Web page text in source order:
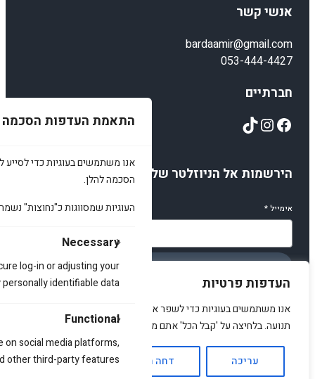
העדפות פרטיות
אנו משתמשים בעוגיות כדי לשפר את האתר, להציג תוכן מותאם ולנתח
תנועה. בלחיצה על 'קבל הכל' אתם מסכימים לכך.
עריכה דחה הכל אשר הכל
התאמת העדפות הסכמה
אנו משתמשים בעוגיות כדי לסייע
הסכמה להלן.
העוגיות שמסווגות כ"נחוצות"
Necessary
log-in or adjusting your
identifiable data.
Functional
social media platforms,
other third-party features.
2
אנשי קשר
bardaamir@gmail.com
053-444-4427
חברתיים
Facebook
Instagram
TikTok
הירשמות אל הניוזלטר שלנו
אימייל*
© 2025 amirstuff. All rights reserved.